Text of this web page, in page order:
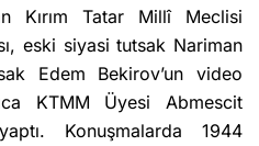
Kırım Tatar Millî Meclisi
eski siyasi tutsak Nariman
Edem Bekirov’un video
KTMM Üyesi Abmescit
Konuşmalarda 1944